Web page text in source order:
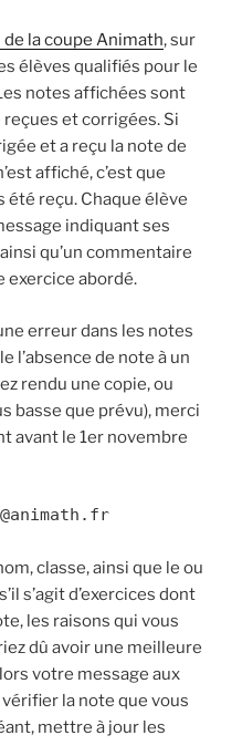
de la coupe Animath, sur
élèves qualifiés pour le
notes affichées sont
et corrigées. Si
et a reçu la note de
affiché, c’est que
été reçu. Chaque élève
indiquant ses
qu’un commentaire
exercice abordé.
erreur dans les notes
l’absence de note à un
rendu une copie, ou
basse que prévu), merci
avant le 1er novembre
classe, ainsi que le ou
s’agit d’exercices dont
les raisons qui vous
dû avoir une meilleure
votre message aux
la note que vous
mettre à jour les